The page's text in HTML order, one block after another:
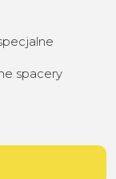
spacery